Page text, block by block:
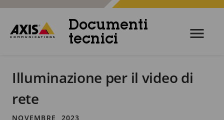
Documenti
tecnici
Illuminazione per il video di
rete
NOVEMBRE, 2023